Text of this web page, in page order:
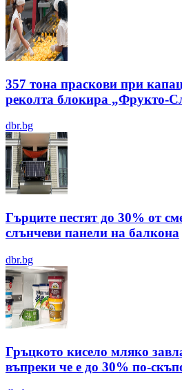
357 тона праскови при
реколта блокира „Фрукто-
dbr.bg
Гърците пестят до 30% от
слънчеви панели на балкона
dbr.bg
Гръцкото кисело мляко
въпреки че е до 30% по-